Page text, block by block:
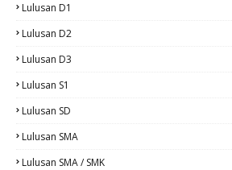
Lulusan D1
Lulusan D2
Lulusan D3
Lulusan S1
Lulusan SD
Lulusan SMA
Lulusan SMA / SMK